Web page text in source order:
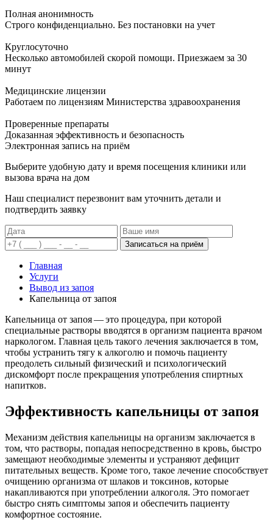
Полная анонимность
Строго конфиденциально. Без постановки на учет
Круглосуточно
Несколько автомобилей скорой помощи. Приезжаем за 30
минут
Медицинские лицензии
Работаем по лицензиям Министерства здравоохранения
Проверенные препараты
Доказанная эффективность и безопасность
Электронная запись на приём
Выберите удобную дату и время посещения клиники или
вызова врача на дом
Наш специалист перезвонит вам уточнить детали и
подтвердить заявку
Записаться на приём
Главная
Услуги
Вывод из запоя
Капельница от запоя
Капельница от запоя — это процедура, при которой
специальные растворы вводятся в организм пациента врачом
наркологом. Главная цель такого лечения заключается в том,
чтобы устранить тягу к алкоголю и помочь пациенту
преодолеть сильный физический и психологический
дискомфорт после прекращения употребления спиртных
напитков.
Эффективность капельницы от запоя
Механизм действия капельницы на организм заключается в
том, что растворы, попадая непосредственно в кровь, быстро
замещают необходимые элементы и устраняют дефицит
питательных веществ. Кроме того, такое лечение способствует
очищению организма от шлаков и токсинов, которые
накапливаются при употреблении алкоголя. Это помогает
быстро снять симптомы запоя и обеспечить пациенту
комфортное состояние.